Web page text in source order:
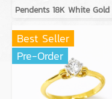
Best Seller
Pre-Order